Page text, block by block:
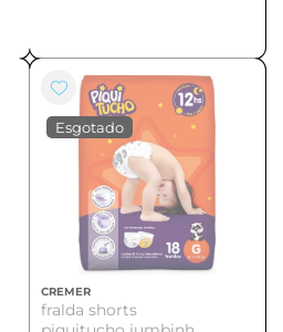
CREMER
fralda shorts